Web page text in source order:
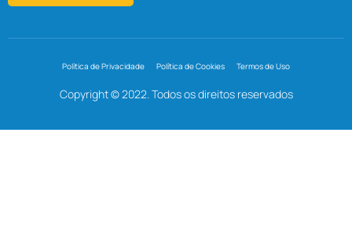
Política de Privacidade Política de Cookies Termos de Uso
Copyright © 2022. Todos os direitos reservados